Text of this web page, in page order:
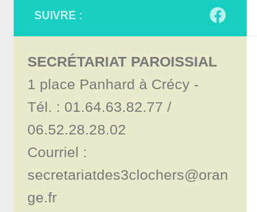
SUIVRE :
SECRÉTARIAT PAROISSIAL
1 place Panhard à Crécy -
Tél. : 01.64.63.82.77 /
06.52.28.28.02
Courriel :
secretariatdes3clochers@oran
ge.fr